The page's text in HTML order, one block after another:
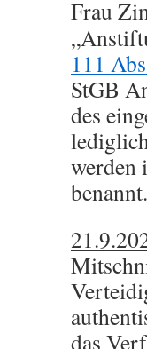
Frau
111
StGB
des
werden
benannt.
das